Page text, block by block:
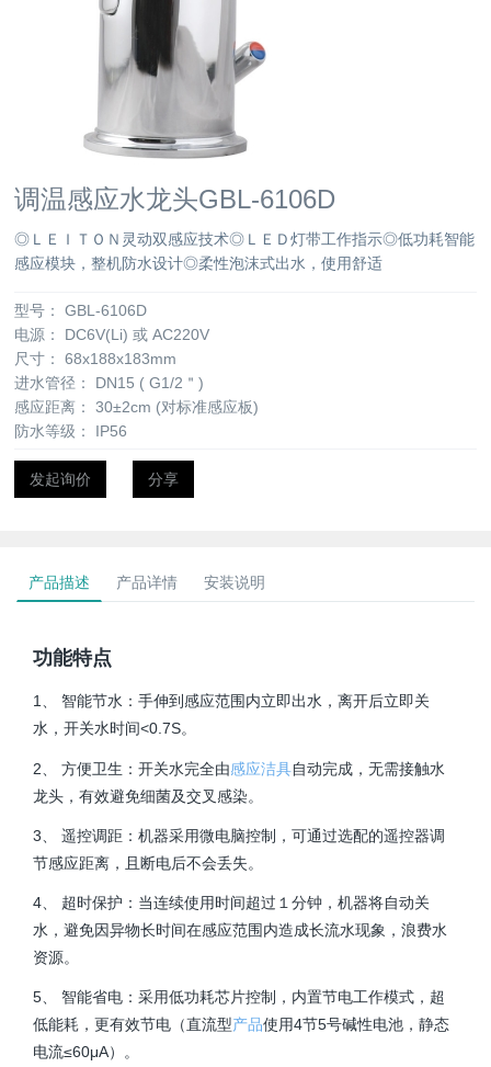
调温感应水龙头GBL-6106D
◎ＬＥＩＴＯＮ灵动双感应技术◎ＬＥＤ灯带工作指示◎低功耗智能
感应模块，整机防水设计◎柔性泡沫式出水，使用舒适
型号：
GBL-6106D
电源：
DC6V(Li) 或 AC220V
尺寸：
68x188x183mm
进水管径：
DN15 ( G1/2＂)
感应距离：
30±2cm (对标准感应板)
防水等级：
IP56
发起询价 分享
产品描述 产品详情 安装说明
功能特点
1、 智能节水：手伸到感应范围内立即出水，离开后立即关
水，开关水时间<0.7S。
2、 方便卫生：开关水完全由感应洁具自动完成，无需接触水
龙头，有效避免细菌及交叉感染。
3、 遥控调距：机器采用微电脑控制，可通过选配的遥控器调
节感应距离，且断电后不会丢失。
4、 超时保护：当连续使用时间超过１分钟，机器将自动关
水，避免因异物长时间在感应范围内造成长流水现象，浪费水
资源。
5、 智能省电：采用低功耗芯片控制，内置节电工作模式，超
低能耗，更有效节电（直流型产品使用4节5号碱性电池，静态
电流≤60μA）。